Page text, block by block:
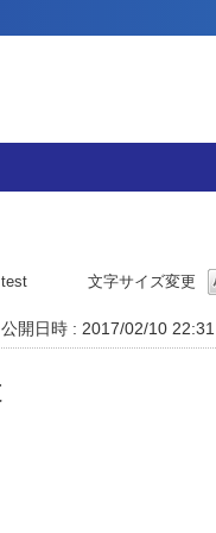
文字サイズ変更
公開日時 : 2017/02/10 22:31